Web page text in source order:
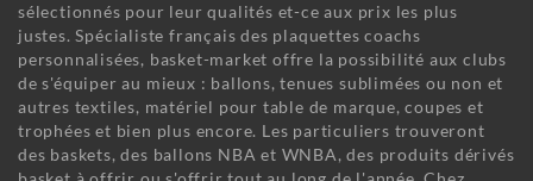
sélectionnés pour leur qualités et-ce aux prix les plus
justes. Spécialiste français des plaquettes coachs
personnalisées, basket-market offre la possibilité aux clubs
de s'équiper au mieux : ballons, tenues sublimées ou non et
autres textiles, matériel pour table de marque, coupes et
trophées et bien plus encore. Les particuliers trouveront
des baskets, des ballons NBA et WNBA, des produits dérivés